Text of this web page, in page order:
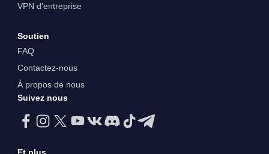
VPN d'entreprise
Soutien
FAQ
Contactez-nous
À propos de nous
Suivez nous